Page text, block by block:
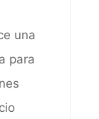
una
para